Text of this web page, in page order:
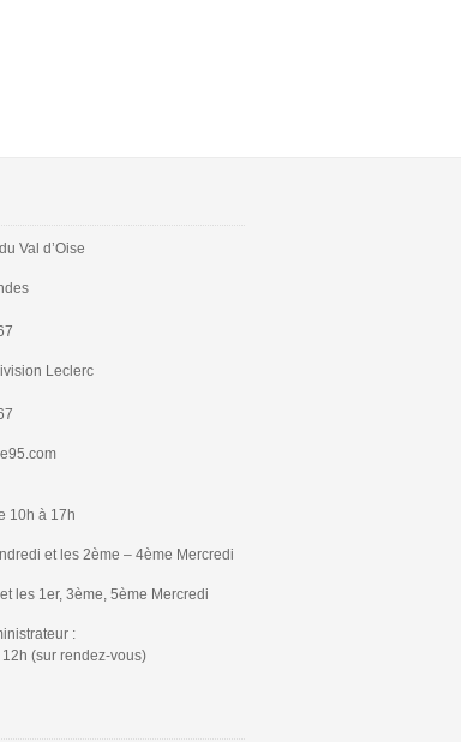
Val d’Oise
Leclerc
10h à 17h
et les 2ème – 4ème Mercredi
les 1er, 3ème, 5ème Mercredi
:
(sur rendez-vous)